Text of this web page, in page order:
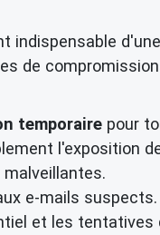
indispensable d'une
de
temporaire pour
l'exposition
e-mails
et les tentatives